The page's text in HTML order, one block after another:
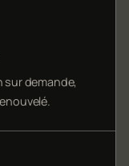
demande,